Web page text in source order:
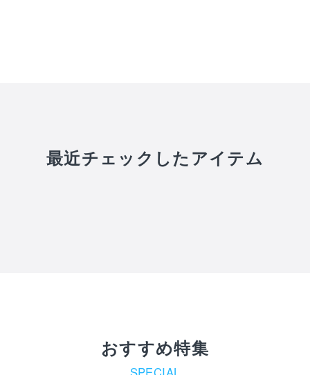
最近チェックしたアイテム
おすすめ特集